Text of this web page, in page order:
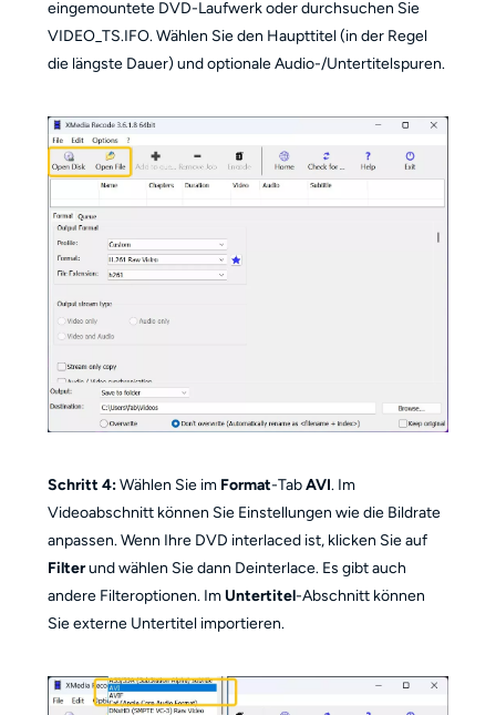
eingemountete DVD-Laufwerk oder durchsuchen Sie
VIDEO_TS.IFO. Wählen Sie den Haupttitel (in der Regel
die längste Dauer) und optionale Audio-/Untertitelspuren.
Schritt 4:Wählen Sie im Format-TabAVI. Im
Videoabschnitt können Sie Einstellungen wie die Bildrate
anpassen. Wenn Ihre DVD interlaced ist, klicken Sie auf
Filterund wählen Sie dann Deinterlace. Es gibt auch
andere Filteroptionen. Im Untertitel-Abschnitt können
Sie externe Untertitel importieren.